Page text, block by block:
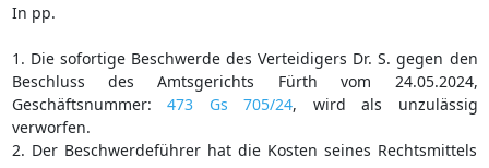
In pp.
1. Die sofortige Beschwerde des Verteidigers Dr. S. gegen den
Beschluss des Amtsgerichts Fürth vom 24.05.2024,
Geschäftsnummer: 473 Gs 705/24, wird als unzulässig
verworfen.
2. Der Beschwerdeführer hat die Kosten seines Rechtsmittels